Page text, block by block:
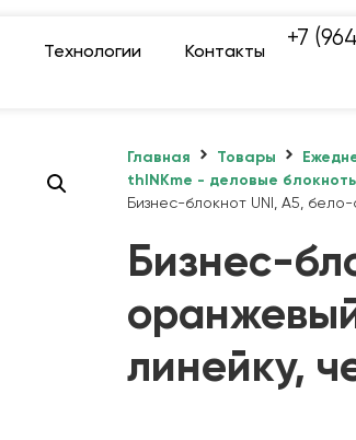
Технологии Контакты
+7
Главная Товары
thINKme - деловые
Бизнес-блокнот UNI, A5,
Бизнес-
линейку,